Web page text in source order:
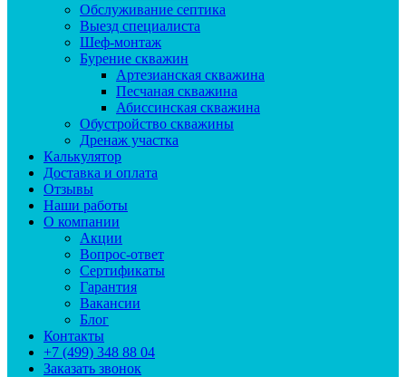
Обслуживание септика
Выезд специалиста
Шеф-монтаж
Бурение скважин
Артезианская скважина
Песчаная скважина
Абиссинская скважина
Обустройство скважины
Дренаж участка
Калькулятор
Доставка и оплата
Отзывы
Наши работы
О компании
Акции
Вопрос-ответ
Сертификаты
Гарантия
Вакансии
Блог
Контакты
+7 (499) 348 88 04
Заказать звонок